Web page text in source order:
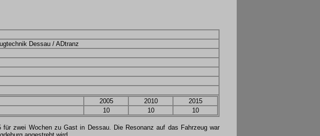
Dessau / ADtranz
2005 2010
2015
10 10 10
für zwei Wochen zu Gast in Dessau. Die Resonanz auf das Fahrzeug war